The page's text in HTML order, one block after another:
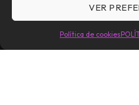
VER
Política de cookies
Daemoniaca — Todos los